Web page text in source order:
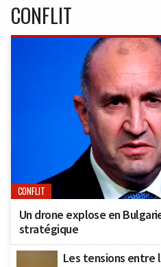
CONFLIT
CONFLIT
Un drone explose en
stratégique
Les tensions entre